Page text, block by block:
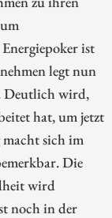
ist
legt nun
Deutlich wird,
hat, um jetzt
sich im
Die
wird
noch in der